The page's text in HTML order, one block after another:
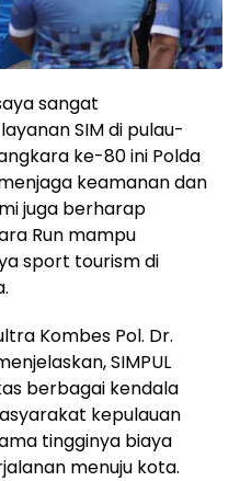
sangat
SIM di pulau-
ke-80 ini Polda
keamanan dan
juga berharap
Run mampu
sport tourism di
Kombes Pol. Dr.
SIMPUL
berbagai kendala
kepulauan
tingginya biaya
menuju kota.